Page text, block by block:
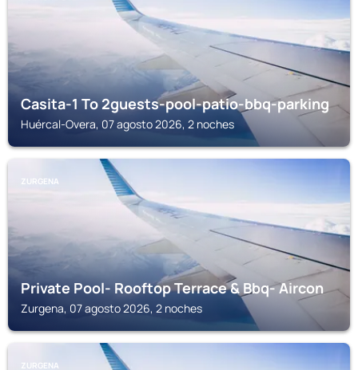
Casita-1 To 2guests-pool-patio-bbq-parking
Huércal-Overa, 07 agosto 2026, 2 noches
ZURGENA
Private Pool- Rooftop Terrace & Bbq- Aircon
Zurgena, 07 agosto 2026, 2 noches
ZURGENA